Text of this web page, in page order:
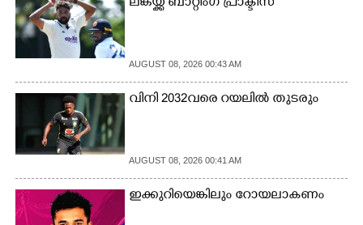
ASTRO
CARTOONS
LITERATURE
ലങ്കയ്ക്ക് ബാറ്റിംഗ് പ്രാക്ടീസ്
AUGUST 08, 2026 00:43 AM
വിനി 2032വരെ റയലിൽ തുടരും
AUGUST 08, 2026 00:41 AM
ഇക്കുറിയെങ്കിലും റോയലാകണം